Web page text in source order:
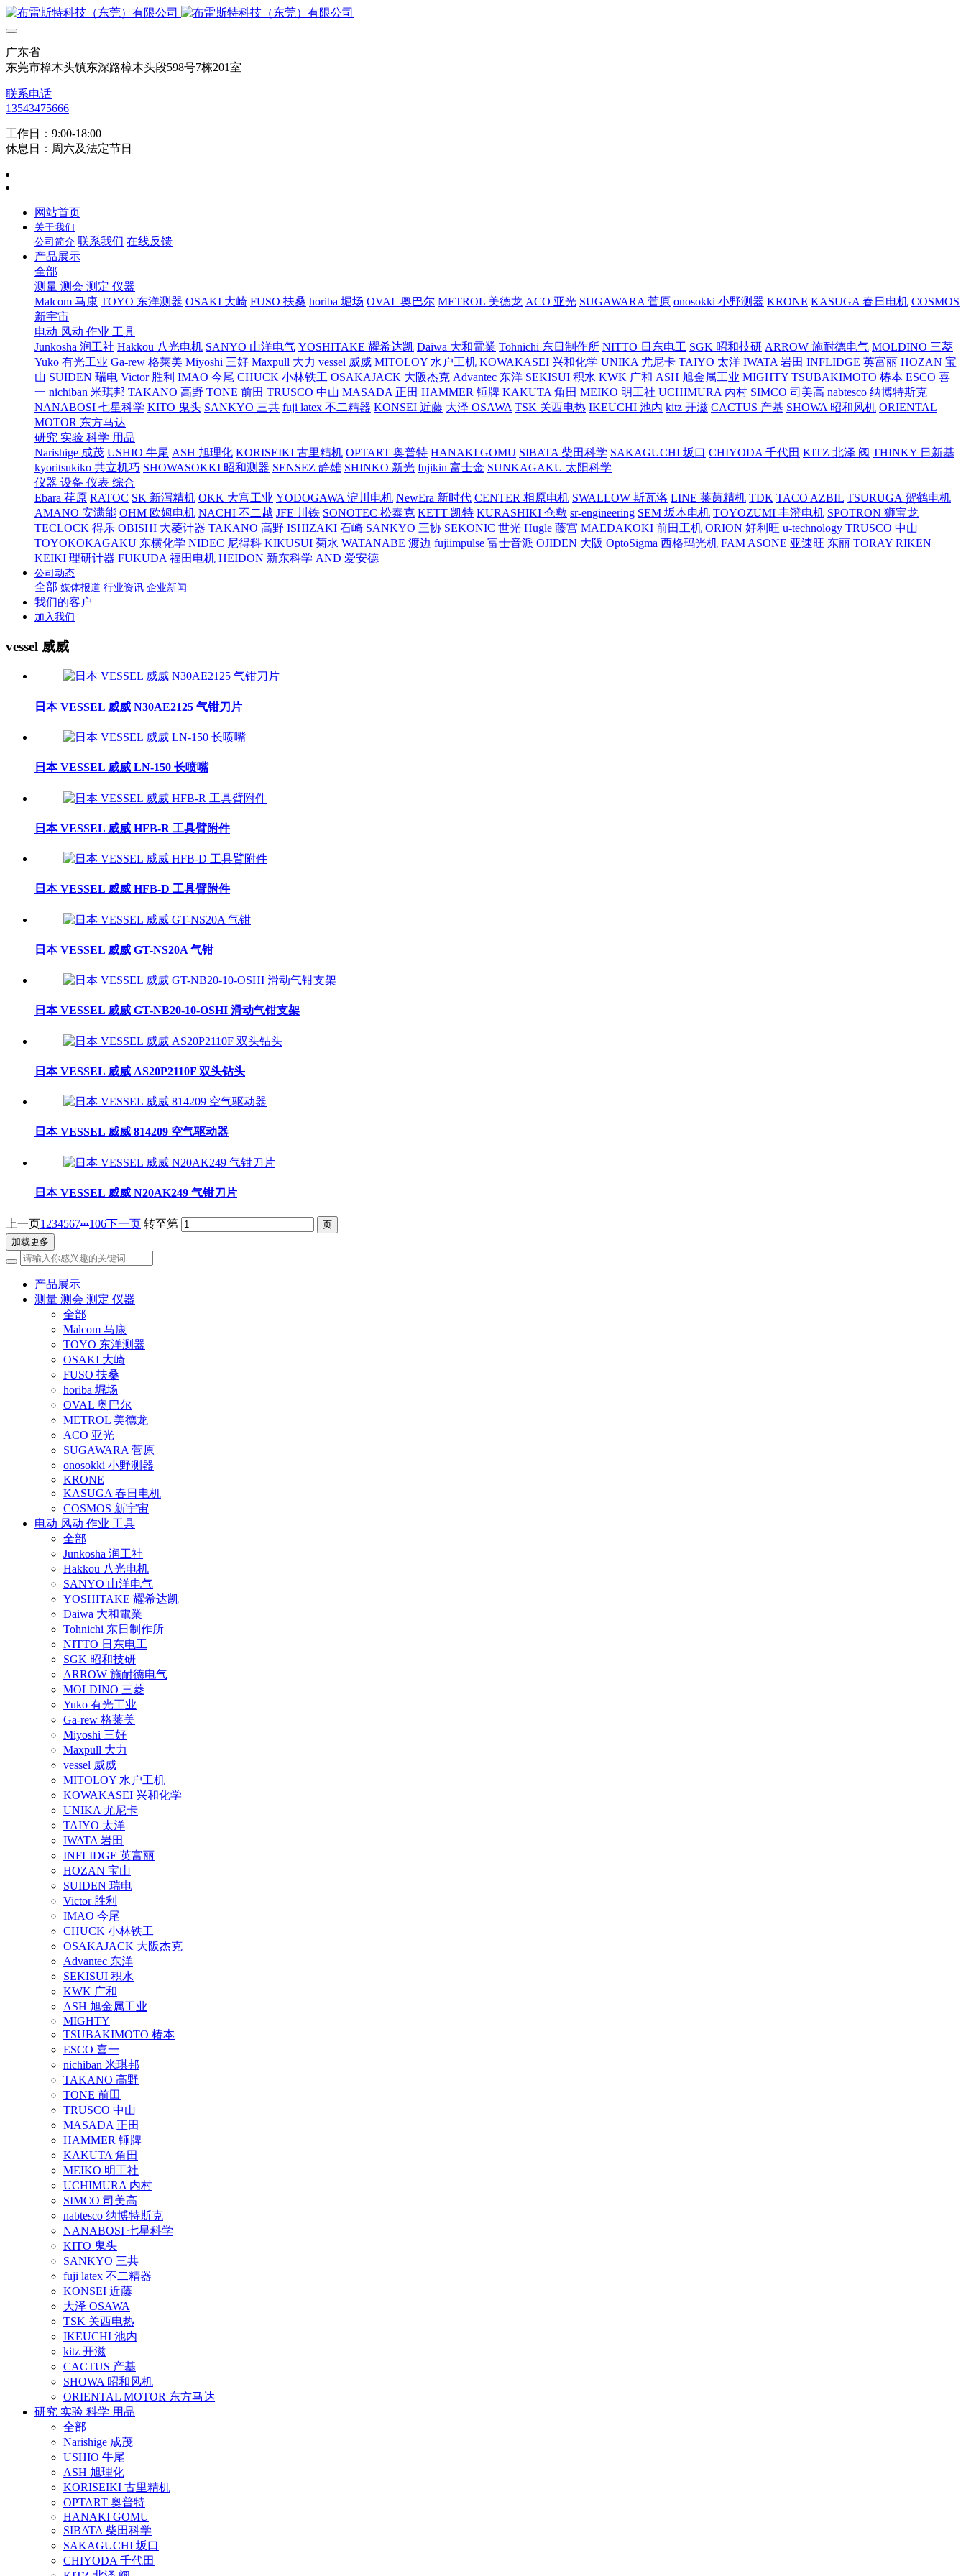
广东省
东莞市樟木头镇东深路樟木头段598号7栋201室
联系电话
13543475666
工作日：9:00-18:00
休息日：周六及法定节日
网站首页
关于我们
公司简介 联系我们 在线反馈
产品展示
全部
测量 测会 测定 仪器
Malcom 马康 TOYO 东洋测器 OSAKI 大崎 FUSO 扶桑 horiba 堀场 OVAL 奥巴尔 METROL 美德龙 ACO 亚光 SUGAWARA 菅原 onosokki 小野测器 KRONE KASUGA 春日电机 COSMOS
新宇宙
电动 风动 作业 工具
Junkosha 润工社 Hakkou 八光电机 SANYO 山洋电气 YOSHITAKE 耀希达凯 Daiwa 大和電業 Tohnichi 东日制作所 NITTO 日东电工 SGK 昭和技研 ARROW 施耐德电气 MOLDINO 三菱
Yuko 有光工业 Ga-rew 格莱美 Miyoshi 三好 Maxpull 大力 vessel 威威 MITOLOY 水户工机 KOWAKASEI 兴和化学 UNIKA 尤尼卡 TAIYO 太洋 IWATA 岩田 INFLIDGE 英富丽 HOZAN 宝
山 SUIDEN 瑞电 Victor 胜利 IMAO 今尾 CHUCK 小林铁工 OSAKAJACK 大阪杰克 Advantec 东洋 SEKISUI 积水 KWK 广和 ASH 旭金属工业 MIGHTY TSUBAKIMOTO 椿本 ESCO 喜
一 nichiban 米琪邦 TAKANO 高野 TONE 前田 TRUSCO 中山 MASADA 正田 HAMMER 锤牌 KAKUTA 角田 MEIKO 明工社 UCHIMURA 内村 SIMCO 司美高 nabtesco 纳博特斯克
NANABOSI 七星科学 KITO 鬼头 SANKYO 三共 fuji latex 不二精器 KONSEI 近藤 大泽 OSAWA TSK 关西电热 IKEUCHI 池内 kitz 开滋 CACTUS 产基 SHOWA 昭和风机 ORIENTAL
MOTOR 东方马达
研究 实验 科学 用品
Narishige 成茂 USHIO 牛尾 ASH 旭理化 KORISEIKI 古里精机 OPTART 奥普特 HANAKI GOMU SIBATA 柴田科学 SAKAGUCHI 坂口 CHIYODA 千代田 KITZ 北泽 阀 THINKY 日新基
kyoritsukiko 共立机巧 SHOWASOKKI 昭和测器 SENSEZ 静雄 SHINKO 新光 fujikin 富士金 SUNKAGAKU 太阳科学
仪器 设备 仪表 综合
Ebara 荏原 RATOC SK 新泻精机 OKK 大宫工业 YODOGAWA 淀川电机 NewEra 新时代 CENTER 相原电机 SWALLOW 斯瓦洛 LINE 莱茵精机 TDK TACO AZBIL TSURUGA 贺鹤电机
AMANO 安满能 OHM 欧姆电机 NACHI 不二越 JFE 川铁 SONOTEC 松泰克 KETT 凯特 KURASHIKI 仓敷 sr-engineering SEM 坂本电机 TOYOZUMI 丰澄电机 SPOTRON 狮宝龙
TECLOCK 得乐 OBISHI 大菱计器 TAKANO 高野 ISHIZAKI 石崎 SANKYO 三协 SEKONIC 世光 Hugle 藤宫 MAEDAKOKI 前田工机 ORION 好利旺 u-technology TRUSCO 中山
TOYOKOKAGAKU 东横化学 NIDEC 尼得科 KIKUSUI 菊水 WATANABE 渡边 fujiimpulse 富士音派 OJIDEN 大阪 OptoSigma 西格玛光机 FAM ASONE 亚速旺 东丽 TORAY RIKEN
KEIKI 理研计器 FUKUDA 福田电机 HEIDON 新东科学 AND 爱安德
公司动态
全部 媒体报道 行业资讯 企业新闻
我们的客户
加入我们
vessel 威威
日本 VESSEL 威威 N30AE2125 气钳刀片
日本 VESSEL 威威 LN-150 长喷嘴
日本 VESSEL 威威 HFB-R 工具臂附件
日本 VESSEL 威威 HFB-D 工具臂附件
日本 VESSEL 威威 GT-NS20A 气钳
日本 VESSEL 威威 GT-NB20-10-OSHI 滑动气钳支架
日本 VESSEL 威威 AS20P2110F 双头钻头
日本 VESSEL 威威 814209 空气驱动器
日本 VESSEL 威威 N20AK249 气钳刀片
上一页1 234567...106下一页 转至第
加载更多
产品展示
测量 测会 测定 仪器
全部
Malcom 马康
TOYO 东洋测器
OSAKI 大崎
FUSO 扶桑
horiba 堀场
OVAL 奥巴尔
METROL 美德龙
ACO 亚光
SUGAWARA 菅原
onosokki 小野测器
KRONE
KASUGA 春日电机
COSMOS 新宇宙
电动 风动 作业 工具
全部
Junkosha 润工社
Hakkou 八光电机
SANYO 山洋电气
YOSHITAKE 耀希达凯
Daiwa 大和電業
Tohnichi 东日制作所
NITTO 日东电工
SGK 昭和技研
ARROW 施耐德电气
MOLDINO 三菱
Yuko 有光工业
Ga-rew 格莱美
Miyoshi 三好
Maxpull 大力
vessel 威威
MITOLOY 水户工机
KOWAKASEI 兴和化学
UNIKA 尤尼卡
TAIYO 太洋
IWATA 岩田
INFLIDGE 英富丽
HOZAN 宝山
SUIDEN 瑞电
Victor 胜利
IMAO 今尾
CHUCK 小林铁工
OSAKAJACK 大阪杰克
Advantec 东洋
SEKISUI 积水
KWK 广和
ASH 旭金属工业
MIGHTY
TSUBAKIMOTO 椿本
ESCO 喜一
nichiban 米琪邦
TAKANO 高野
TONE 前田
TRUSCO 中山
MASADA 正田
HAMMER 锤牌
KAKUTA 角田
MEIKO 明工社
UCHIMURA 内村
SIMCO 司美高
nabtesco 纳博特斯克
NANABOSI 七星科学
KITO 鬼头
SANKYO 三共
fuji latex 不二精器
KONSEI 近藤
大泽 OSAWA
TSK 关西电热
IKEUCHI 池内
kitz 开滋
CACTUS 产基
SHOWA 昭和风机
ORIENTAL MOTOR 东方马达
研究 实验 科学 用品
全部
Narishige 成茂
USHIO 牛尾
ASH 旭理化
KORISEIKI 古里精机
OPTART 奥普特
HANAKI GOMU
SIBATA 柴田科学
SAKAGUCHI 坂口
CHIYODA 千代田